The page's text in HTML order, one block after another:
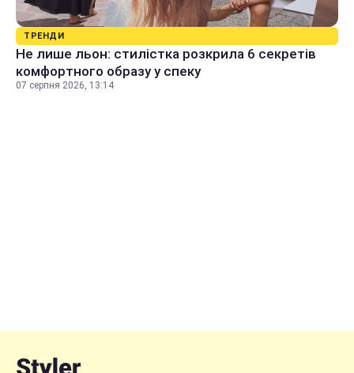
ТРЕНДИ
Не лише льон: стилістка розкрила 6 секретів
комфортного образу у спеку
07 серпня 2026, 13:14